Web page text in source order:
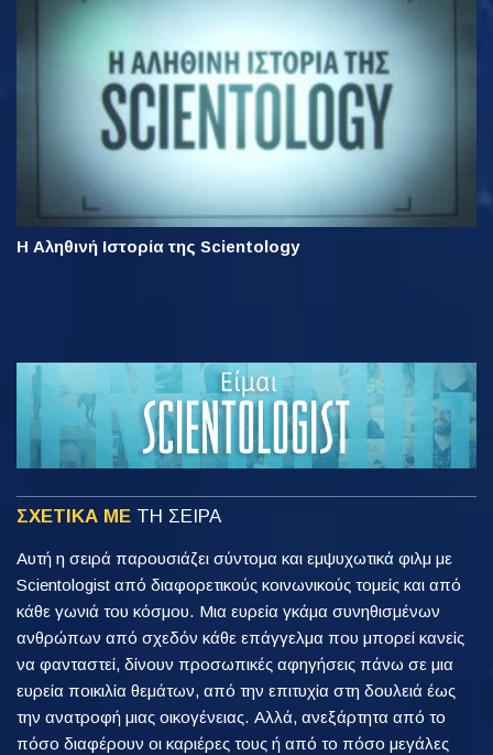
Η Αληθινή Ιστορία της Scientology
ΣΧΕΤΙΚΑ ΜΕ ΤΗ ΣΕΙΡΑ
Αυτή η σειρά παρουσιάζει σύντομα και εμψυχωτικά φιλμ με
Scientologist από διαφορετικούς κοινωνικούς τομείς και από
κάθε γωνιά του κόσμου. Μια ευρεία γκάμα συνηθισμένων
ανθρώπων από σχεδόν κάθε επάγγελμα που μπορεί κανείς
να φανταστεί, δίνουν προσωπικές αφηγήσεις πάνω σε μια
ευρεία ποικιλία θεμάτων, από την επιτυχία στη δουλειά έως
την ανατροφή μιας οικογένειας. Αλλά, ανεξάρτητα από το
πόσο διαφέρουν οι καριέρες τους ή από το πόσο μεγάλες